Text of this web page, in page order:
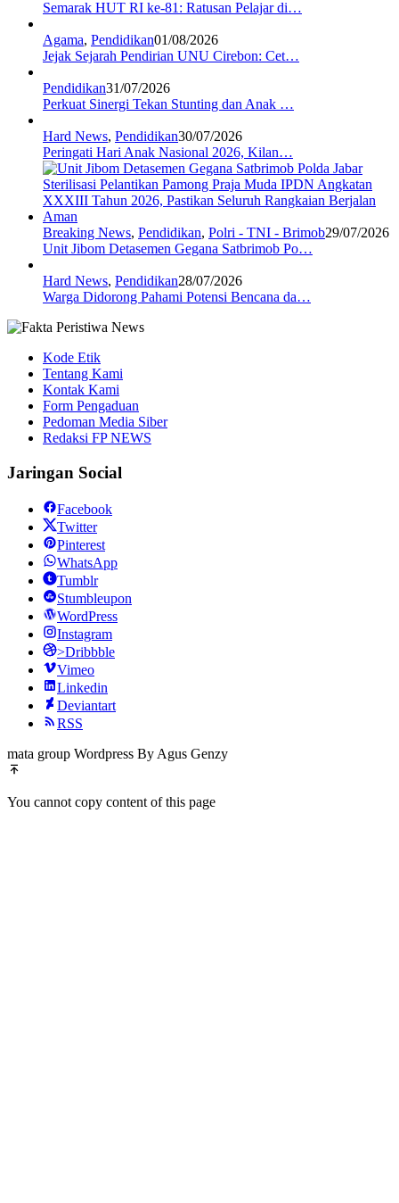
Semarak HUT RI ke-81: Ratusan Pelajar di…
Agama, Pendidikan01/08/2026
Jejak Sejarah Pendirian UNU Cirebon: Cet…
Pendidikan31/07/2026
Perkuat Sinergi Tekan Stunting dan Anak …
Hard News, Pendidikan30/07/2026
Peringati Hari Anak Nasional 2026, Kilan…
Breaking News, Pendidikan, Polri - TNI - Brimob29/07/2026
Unit Jibom Detasemen Gegana Satbrimob Po…
Hard News, Pendidikan28/07/2026
Warga Didorong Pahami Potensi Bencana da…
Kode Etik
Tentang Kami
Kontak Kami
Form Pengaduan
Pedoman Media Siber
Redaksi FP NEWS
Jaringan Social
Facebook
Twitter
Pinterest
WhatsApp
Tumblr
Stumbleupon
WordPress
Instagram
>Dribbble
Vimeo
Linkedin
Deviantart
RSS
mata group Wordpress By Agus Genzy
You cannot copy content of this page